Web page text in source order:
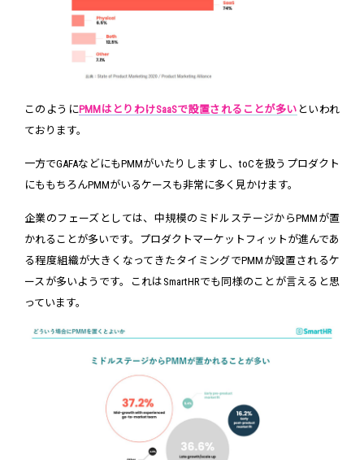
このようにPMMはとりわけSaaSで設置されることが多い といわれ
ております。
一方でGAFAなどにもPMMがいたりしますし、toCを扱うプロダクト
にももちろんPMMがいるケースも非常に多く見かけます。
企業のフェーズとしては、中規模のミドルステージからPMMが置
かれることが多いです。プロダクトマーケットフィットが進んであ
る程度組織が大きくなってきたタイミングでPMMが設置されるケ
ースが多いようです。これはSmartHRでも同様のことが言えると思
っています。